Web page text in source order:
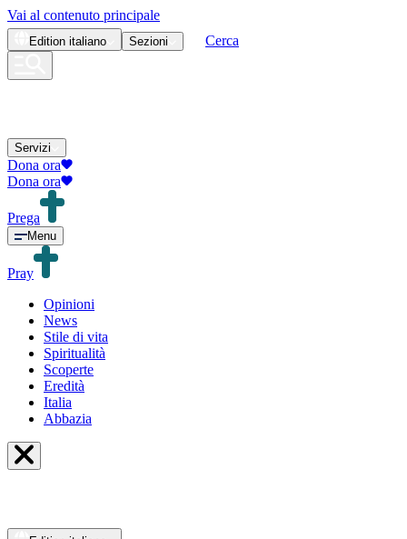
Vai al contenuto principale
Edition italiano Sezioni Cerca
Servizi
Dona ora
Dona ora
Prega
Menu
Pray
Opinioni
News
Stile di vita
Spiritualità
Scoperte
Eredità
Italia
Abbazia